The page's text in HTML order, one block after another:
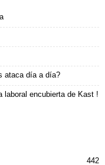
ataca día a día?
laboral encubierta de Kast !
442